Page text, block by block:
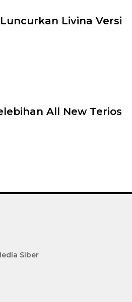
Livina Versi
All New Terios
Siber